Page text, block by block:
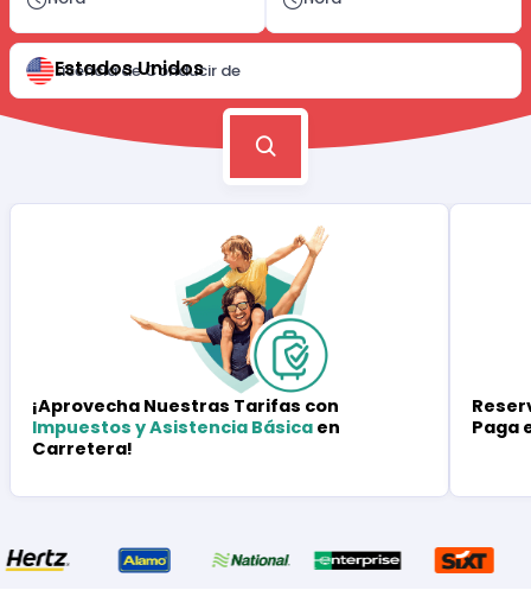
Licencia de Conducir de
Estados Unidos
¡Aprovecha Nuestras Tarifas con
Impuestos y Asistencia Básica en
Carretera!
Paga